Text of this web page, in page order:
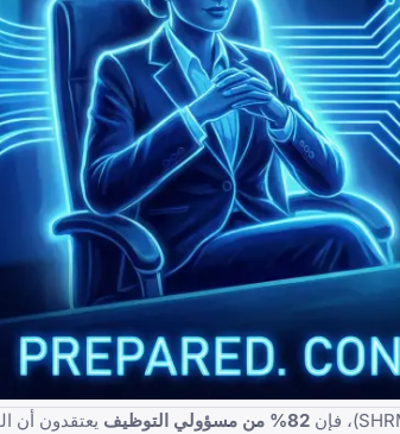
82% من مسؤولي التوظيف
يعتقدون أن